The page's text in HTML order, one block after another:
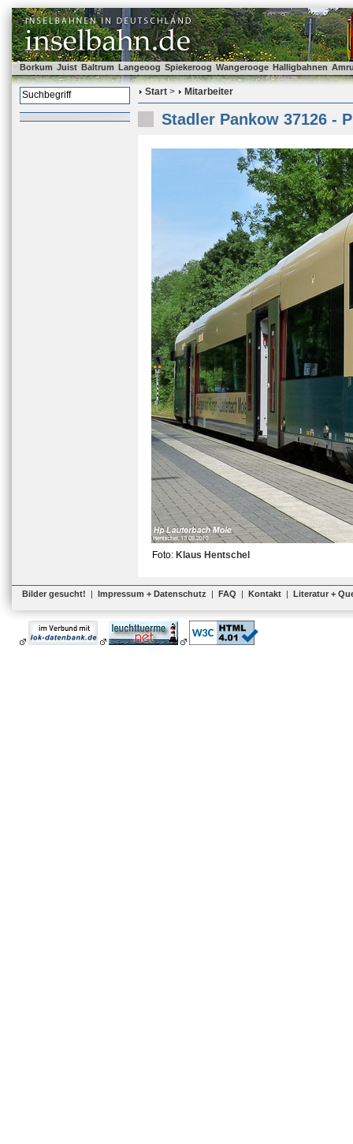
Borkum Juist Baltrum Langeoog Spiekeroog Wangerooge Halligbahnen
Start > Mitarbeiter
Stadler Pankow 37126 -
Foto: Klaus Hentschel
Bilder gesucht! | Impressum + Datenschutz | FAQ | Kontakt | Literatur +